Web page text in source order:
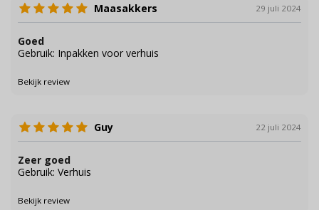
Maasakkers 29 juli 2024
Goed
Gebruik: Inpakken voor verhuis
Bekijk review
Guy 22 juli 2024
Zeer goed
Gebruik: Verhuis
Bekijk review